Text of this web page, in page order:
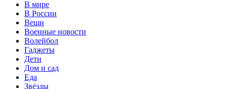
В мире
В России
Вещи
Военные новости
Волейбол
Гаджеты
Дети
Дом и сад
Еда
Звёзды